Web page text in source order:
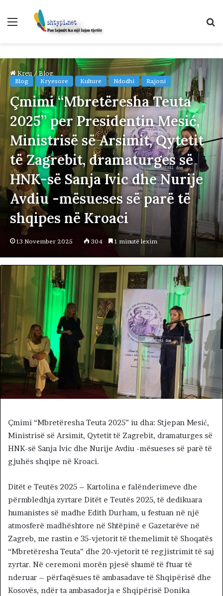
Menu
Kreu /Blog
Blog Kryesore Kulture Ndodhi Rajoni
Çmimi “Mbretëresha Teuta
2025” per Presidentin Mesić,
Ministrisë së Arsimit, Qytetit
të Zagrebit, dramaturges së
HNK-së Sanja Ivic dhe Nurije
Avdiu -mësueses së parë të
shqipes në Kroaci
13 November 2025 304 1 minutë lexim
Çmimi “Mbretëresha Teuta 2025” iu dha: Stjepan Mesić,
Ministrisë së Arsimit, Qytetit të Zagrebit, dramaturges së
HNK-së Sanja Ivic dhe Nurije Avdiu -mësueses së parë të
gjuhës shqipe në Kroaci.
Ditët e Teutës 2025 – Kartolina e falënderimeve dhe
përmbledhja zyrtare Ditët e Teutës 2025, të dedikuara
humanistes së madhe Edith Durham, u festuan në një
atmosferë madhështore në Shtëpinë e Gazetarëve në
Zagreb, me rastin e 35-vjetorit të themelimit të Shoqatës
“Mbretëresha Teuta” dhe 20-vjetorit të regjistrimit të saj
zyrtar. Në ceremoni morën pjesë shumë të ftuar të
nderuar – përfaqësues të ambasadave të Shqipërisë dhe
Kosovës, ndër ta ambasadorja e Shqipërisë Donika